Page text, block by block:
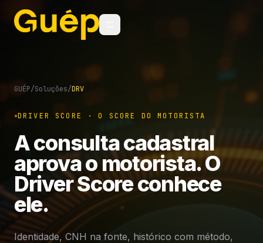
GUÉP/Soluções/DRV
DRIVER SCORE · O SCORE DO MOTORISTA
A consulta cadastral
aprova o motorista. O
Driver Score conhece
ele.
Identidade, CNH na fonte, histórico com método,